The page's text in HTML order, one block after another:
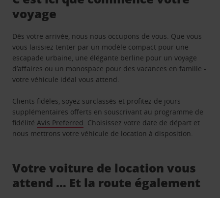
voyage
Dès votre arrivée, nous nous occupons de vous. Que vous
vous laissiez tenter par un modèle compact pour une
escapade urbaine, une élégante berline pour un voyage
d’affaires ou un monospace pour des vacances en famille -
votre véhicule idéal vous attend.
Clients fidèles, soyez surclassés et profitez de jours
supplémentaires offerts en souscrivant au programme de
fidélitéAvis Preferred. Choisissez votre date de départ et
nous mettrons votre véhicule de location à disposition.
Votre voiture de location vous
attend … Et la route également